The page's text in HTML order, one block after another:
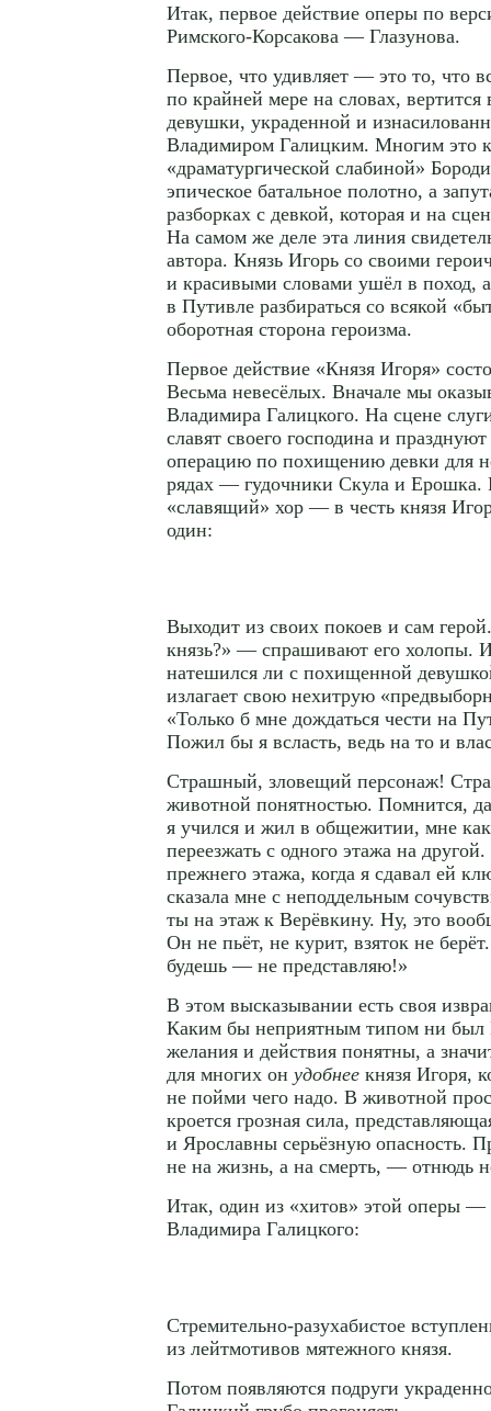
Итак, первое действие оперы по
Римского-Корсакова — Глазунова.
Первое, что удивляет — это то, что
по крайней мере на словах, вертится
девушки, украденной и
Владимиром Галицким. Многим это
«драматургической слабиной»
эпическое батальное полотно, а
разборках с девкой, которая и на
На самом же деле эта линия
автора. Князь Игорь со своими
и красивыми словами ушёл в поход, а
в Путивле разбираться со всякой
оборотная сторона героизма.
Первое действие «Князя Игоря»
Весьма невесёлых. Вначале мы
Владимира Галицкого. На сцене
славят своего господина и
операцию по похищению девки для
рядах — гудочники Скула и Ерошка.
«славящий» хор — в честь князя
один:
Выходит из своих покоев и сам
князь?» — спрашивают его холопы.
натешился ли с похищенной
излагает свою нехитрую
«Только б мне дождаться чести на
Пожил бы я всласть, ведь на то и
Страшный, зловещий персонаж!
животной понятностью. Помнится,
я учился и жил в общежитии, мне
переезжать с одного этажа на
прежнего этажа, когда я сдавал ей
сказала мне с неподдельным
ты на этаж к Верёвкину. Ну, это
Он не пьёт, не курит, взяток не
будешь — не представляю!»
В этом высказывании есть своя
Каким бы неприятным типом ни был
желания и действия понятны, а
для многих он удобнее князя Игоря,
не пойми чего надо. В животной
кроется грозная сила,
и Ярославны серьёзную опасность.
не на жизнь, а на смерть, — отнюдь
Итак, один из «хитов» этой оперы —
Владимира Галицкого:
Стремительно-разухабистое
из лейтмотивов мятежного князя.
Потом появляются подруги